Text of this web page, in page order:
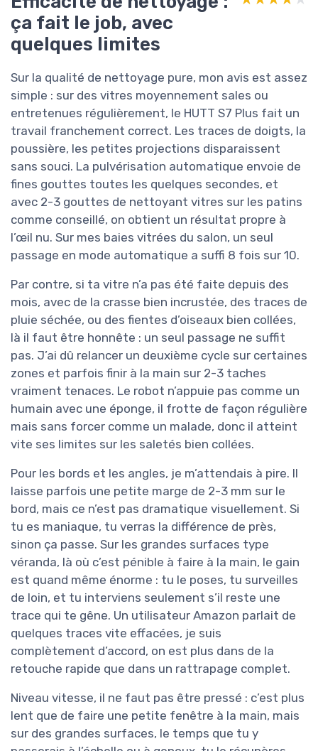
ça fait le job, avec
quelques limites
Sur la qualité de nettoyage pure, mon avis est assez
simple : sur des vitres moyennement sales ou
entretenues régulièrement, le HUTT S7 Plus fait un
travail franchement correct. Les traces de doigts, la
poussière, les petites projections disparaissent
sans souci. La pulvérisation automatique envoie de
fines gouttes toutes les quelques secondes, et
avec 2-3 gouttes de nettoyant vitres sur les patins
comme conseillé, on obtient un résultat propre à
l’œil nu. Sur mes baies vitrées du salon, un seul
passage en mode automatique a suffi 8 fois sur 10.
Par contre, si ta vitre n’a pas été faite depuis des
mois, avec de la crasse bien incrustée, des traces de
pluie séchée, ou des fientes d’oiseaux bien collées,
là il faut être honnête : un seul passage ne suffit
pas. J’ai dû relancer un deuxième cycle sur certaines
zones et parfois finir à la main sur 2-3 taches
vraiment tenaces. Le robot n’appuie pas comme un
humain avec une éponge, il frotte de façon régulière
mais sans forcer comme un malade, donc il atteint
vite ses limites sur les saletés bien collées.
Pour les bords et les angles, je m’attendais à pire. Il
laisse parfois une petite marge de 2-3 mm sur le
bord, mais ce n’est pas dramatique visuellement. Si
tu es maniaque, tu verras la différence de près,
sinon ça passe. Sur les grandes surfaces type
véranda, là où c’est pénible à faire à la main, le gain
est quand même énorme : tu le poses, tu surveilles
de loin, et tu interviens seulement s’il reste une
trace qui te gêne. Un utilisateur Amazon parlait de
quelques traces vite effacées, je suis
complètement d’accord, on est plus dans de la
retouche rapide que dans un rattrapage complet.
Niveau vitesse, il ne faut pas être pressé : c’est plus
lent que de faire une petite fenêtre à la main, mais
sur des grandes surfaces, le temps que tu y